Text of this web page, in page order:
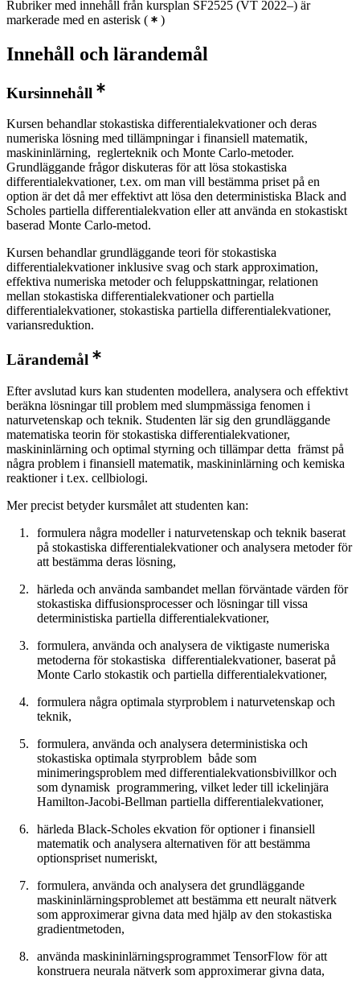
Rubriker med innehåll från kursplan SF2525 (VT 2022–) är
markerade med en asterisk ( )
Innehåll och lärandemål
Kursinnehåll
Kursen behandlar stokastiska differentialekvationer och deras
numeriska lösning med tillämpningar i finansiell matematik,
maskininlärning, reglerteknik och Monte Carlo-metoder.
Grundläggande frågor diskuteras för att lösa stokastiska
differentialekvationer, t.ex. om man vill bestämma priset på en
option är det då mer effektivt att lösa den deterministiska Black and
Scholes partiella differentialekvation eller att använda en stokastiskt
baserad Monte Carlo-metod.
Kursen behandlar grundläggande teori för stokastiska
differentialekvationer inklusive svag och stark approximation,
effektiva numeriska metoder och feluppskattningar, relationen
mellan stokastiska differentialekvationer och partiella
differentialekvationer, stokastiska partiella differentialekvationer,
variansreduktion.
Lärandemål
Efter avslutad kurs kan studenten modellera, analysera och effektivt
beräkna lösningar till problem med slumpmässiga fenomen i
naturvetenskap och teknik. Studenten lär sig den grundläggande
matematiska teorin för stokastiska differentialekvationer,
maskininlärning och optimal styrning och tillämpar detta främst på
några problem i finansiell matematik, maskininlärning och kemiska
reaktioner i t.ex. cellbiologi.
Mer precist betyder kursmålet att studenten kan:
formulera några modeller i naturvetenskap och teknik baserat
på stokastiska differentialekvationer och analysera metoder för
att bestämma deras lösning,
härleda och använda sambandet mellan förväntade värden för
stokastiska diffusionsprocesser och lösningar till vissa
deterministiska partiella differentialekvationer,
formulera, använda och analysera de viktigaste numeriska
metoderna för stokastiska differentialekvationer, baserat på
Monte Carlo stokastik och partiella differentialekvationer,
formulera några optimala styrproblem i naturvetenskap och
teknik,
formulera, använda och analysera deterministiska och
stokastiska optimala styrproblem både som
minimeringsproblem med differentialekvationsbivillkor och
som dynamisk programmering, vilket leder till ickelinjära
Hamilton-Jacobi-Bellman partiella differentialekvationer,
härleda Black-Scholes ekvation för optioner i finansiell
matematik och analysera alternativen för att bestämma
optionspriset numeriskt,
formulera, använda och analysera det grundläggande
maskininlärningsproblemet att bestämma ett neuralt nätverk
som approximerar givna data med hjälp av den stokastiska
gradientmetoden,
använda maskininlärningsprogrammet TensorFlow för att
konstruera neurala nätverk som approximerar givna data,